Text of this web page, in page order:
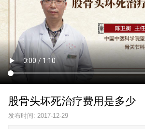
股骨头坏死治疗费用是多少
发布时间: 2017-12-29